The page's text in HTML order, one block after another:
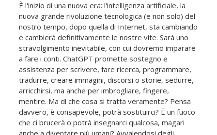
È l'inizio di una nuova era: l'intelligenza artificiale, la
nuova grande rivoluzione tecnologica (e non solo) del
nostro tempo, dopo quella di Internet, sta cambiando
e cambierà definitivamente le nostre vite. Sarà uno
stravolgimento inevitabile, con cui dovremo imparare
a fare i conti. ChatGPT promette sostegno e
assistenza per scrivere, fare ricerca, programmare,
tradurre, creare immagini, discorsi o storie, sedurre,
arricchirsi, ma anche per imbrogliare, fingere,
mentire. Ma di che cosa si tratta veramente? Pensa
davvero, è consapevole, potrà sostituirci? È un fuoco
che ci brucerà o potrà insegnarci qualcosa, magari